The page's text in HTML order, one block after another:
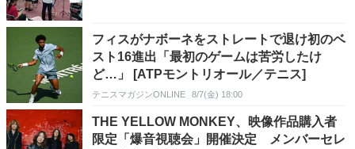
フィスがナボーネをストレートで退け初のベ
スト16進出「最初のゲームは苦労したけ
ど…」 [ATPモントリオール／テニス]
テニスマガジンONLINE 8/7(金) 18:00
THE YELLOW MONKEY、映像作品購入者
限定「爆音視聴会」開催決定 メンバーセレ